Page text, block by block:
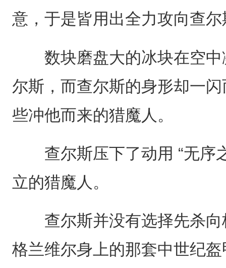
意，于是皆用出全力攻向查尔
数块磨盘大的冰块在空中
尔斯，而查尔斯的身形却一
些冲他而来的猎魔人。
查尔斯压下了动用 “无序
立的猎魔人。
查尔斯并没有选择先杀向
格兰维尔身上的那套中世纪